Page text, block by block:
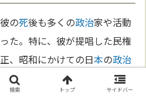
の死後も多くの政治家や活動
た。特に、彼が提唱した民権
、昭和にかけての日本の政治
えた。彼の後継者たちは、自
検索 トップ サイドバー